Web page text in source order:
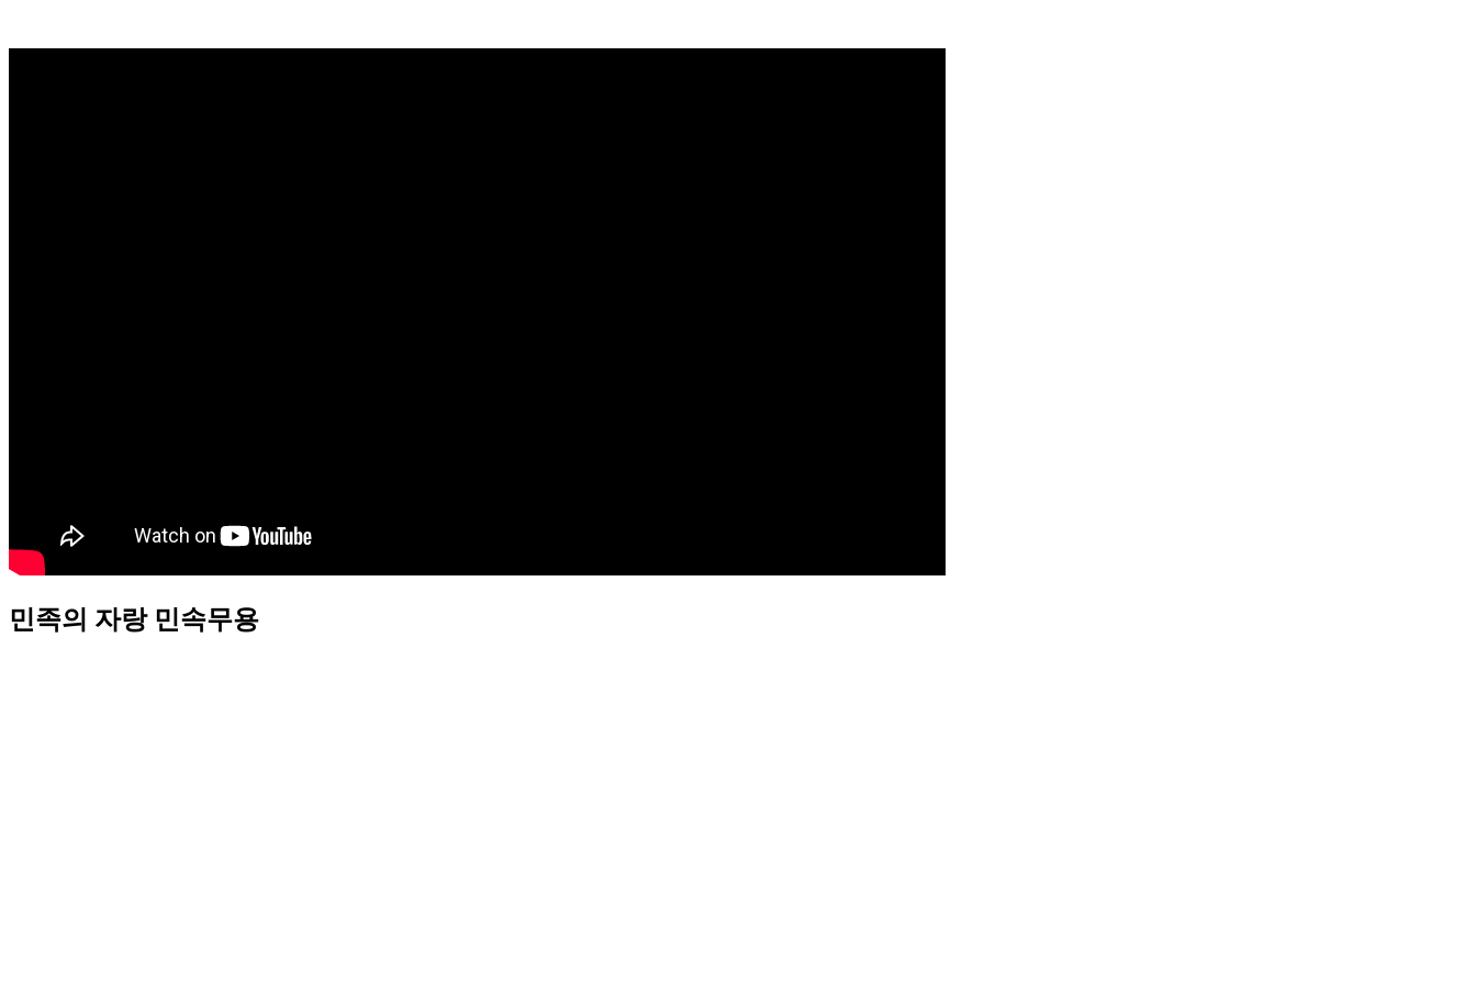
민족의 자랑 민속무용